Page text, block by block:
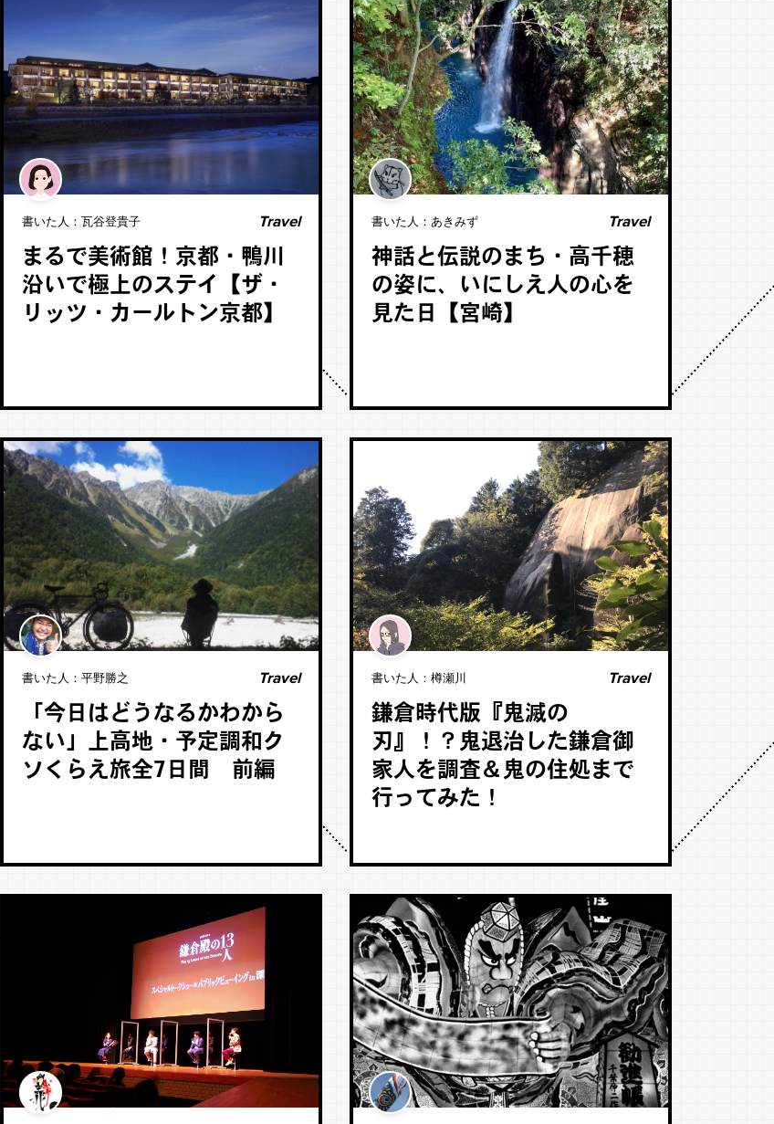
書いた人： 瓦谷登貴子 Travel
まるで美術館！京都・鴨川
沿いで極上のステイ【ザ・
リッツ・カールトン京都】
書いた人： あきみず Travel
神話と伝説のまち・高千穂
の姿に、いにしえ人の心を
見た日【宮崎】
書いた人： 平野勝之 Travel
「今日はどうなるかわから
ない」上高地・予定調和ク
ソくらえ旅全7日間 前編
書いた人： 樽瀬川 Travel
鎌倉時代版『鬼滅の
刃』！？鬼退治した鎌倉御
家人を調査＆鬼の住処まで
行ってみた！